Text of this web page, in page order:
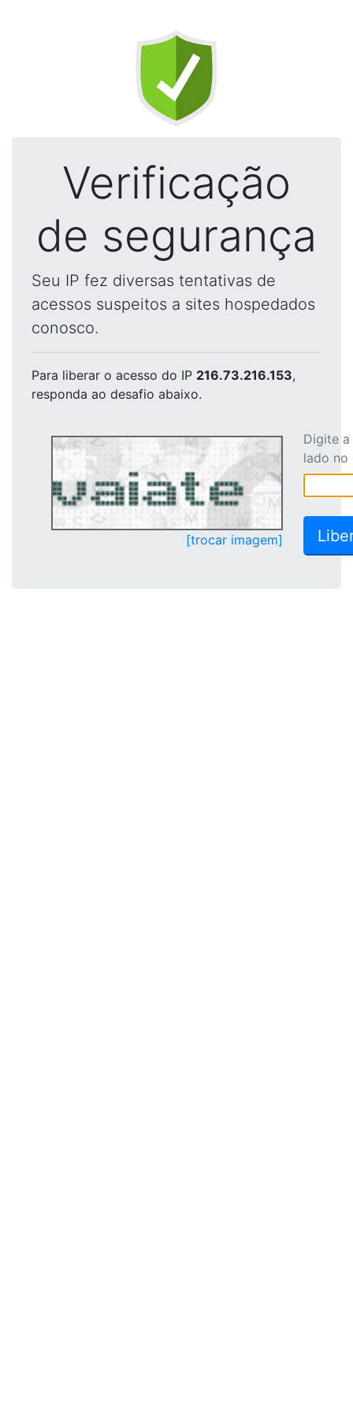
Verificação
de segurança
Seu IP fez diversas tentativas de
acessos suspeitos a sites hospedados
conosco.
Para liberar o acesso do IP 216.73.216.153,
responda ao desafio abaixo.
[trocar imagem]
Digite
lado no